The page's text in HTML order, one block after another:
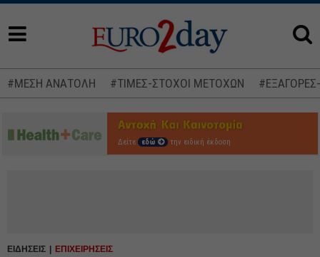
#ΜΕΣΗ ΑΝΑΤΟΛΗ #ΤΙΜΕΣ-ΣΤΟΧΟΙ ΜΕΤΟΧΩΝ
Δείτε εδώ την ειδική έκδοση
ΕΙΔΗΣΕΙΣ ΕΠΙΧΕΙΡΗΣΕΙΣ